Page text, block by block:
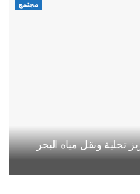
مجتمع
تحلية ونقل مياه البحر